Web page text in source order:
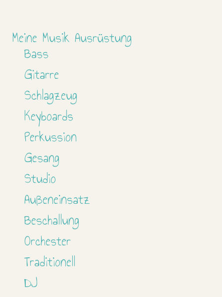
Meine Musik Ausrüstung
Bass
Gitarre
Schlagzeug
Keyboards
Perkussion
Gesang
Studio
Außeneinsatz
Beschallung
Orchester
Traditionell
DJ